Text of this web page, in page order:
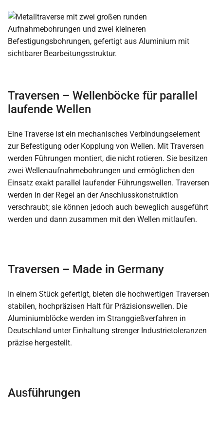
Traversen – Wellenböcke für parallel
laufende Wellen
Eine Traverse ist ein mechanisches Verbindungselement
zur Befestigung oder Kopplung von Wellen. Mit Traversen
werden Führungen montiert, die nicht rotieren. Sie besitzen
zwei Wellenaufnahmebohrungen und ermöglichen den
Einsatz exakt parallel laufender Führungswellen. Traversen
werden in der Regel an der Anschlusskonstruktion
verschraubt; sie können jedoch auch beweglich ausgeführt
werden und dann zusammen mit den Wellen mitlaufen.
Traversen – Made in Germany
In einem Stück gefertigt, bieten die hochwertigen Traversen
stabilen, hochpräzisen Halt für Präzisionswellen. Die
Aluminiumblöcke werden im Stranggießverfahren in
Deutschland unter Einhaltung strenger Industrietoleranzen
präzise hergestellt.
Ausführungen